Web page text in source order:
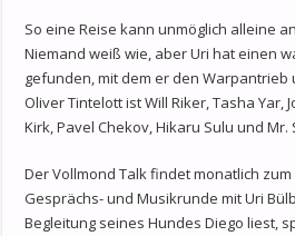
So eine Reise kann unmöglich alleine
Niemand weiß wie, aber Uri hat einen
gefunden, mit dem er den Warpantrieb
Oliver Tintelott ist Will Riker, Tasha Yar,
Kirk, Pavel Chekov, Hikaru Sulu und
Der Vollmond Talk findet monatlich
Gesprächs- und Musikrunde mit Uri
Begleitung seines Hundes Diego liest,